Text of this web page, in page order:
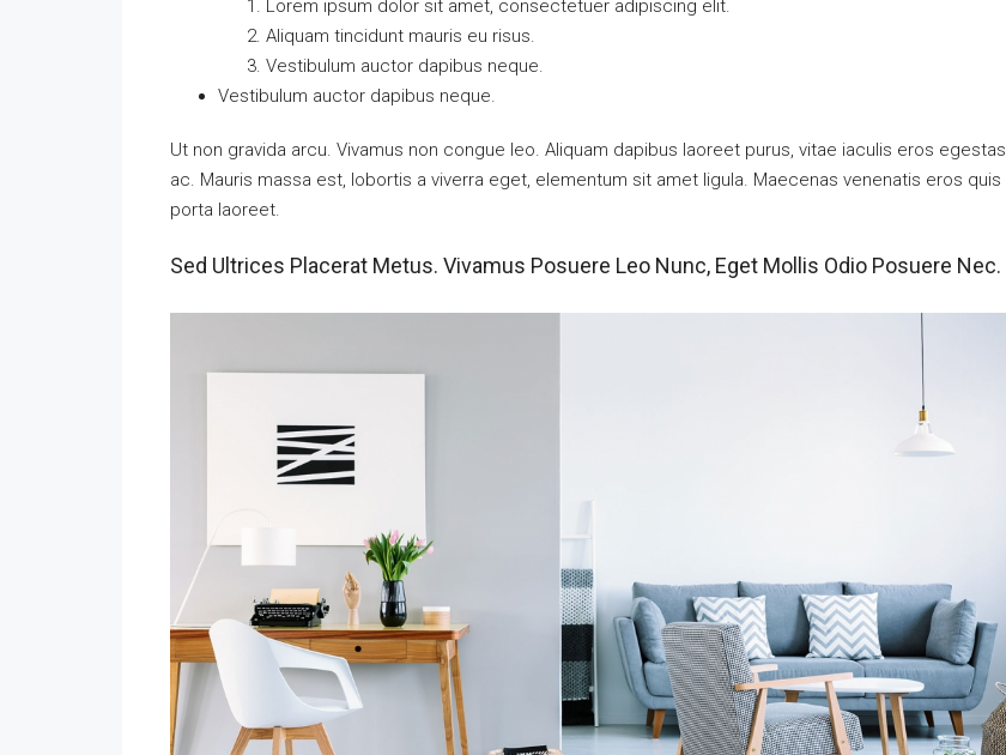
Lorem ipsum dolor sit amet, consectetuer adipiscing elit.
Aliquam tincidunt mauris eu risus.
Vestibulum auctor dapibus neque.
Vestibulum auctor dapibus neque.
Ut non gravida arcu. Vivamus non congue leo. Aliquam dapibus laoreet purus, vitae iaculis eros egestas
ac. Mauris massa est, lobortis a viverra eget, elementum sit amet ligula. Maecenas venenatis eros quis
porta laoreet.
Sed Ultrices Placerat Metus. Vivamus Posuere Leo Nunc, Eget Mollis Odio Posuere Nec.